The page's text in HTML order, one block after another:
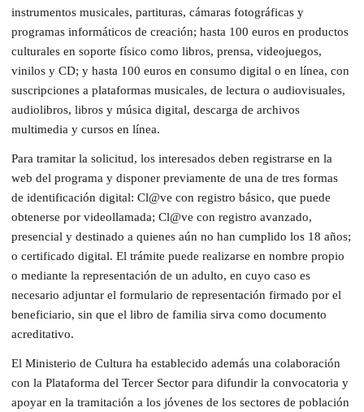
instrumentos musicales, partituras, cámaras fotográficas y
programas informáticos de creación; hasta 100 euros en productos
culturales en soporte físico como libros, prensa, videojuegos,
vinilos y CD; y hasta 100 euros en consumo digital o en línea, con
suscripciones a plataformas musicales, de lectura o audiovisuales,
audiolibros, libros y música digital, descarga de archivos
multimedia y cursos en línea.
Para tramitar la solicitud, los interesados deben registrarse en la
web del programa y disponer previamente de una de tres formas
de identificación digital: Cl@ve con registro básico, que puede
obtenerse por videollamada; Cl@ve con registro avanzado,
presencial y destinado a quienes aún no han cumplido los 18 años;
o certificado digital. El trámite puede realizarse en nombre propio
o mediante la representación de un adulto, en cuyo caso es
necesario adjuntar el formulario de representación firmado por el
beneficiario, sin que el libro de familia sirva como documento
acreditativo.
El Ministerio de Cultura ha establecido además una colaboración
con la Plataforma del Tercer Sector para difundir la convocatoria y
apoyar en la tramitación a los jóvenes de los sectores de población